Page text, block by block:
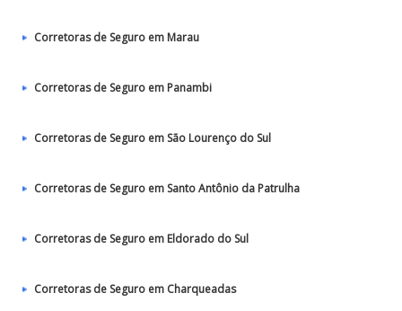
Corretoras de Seguro em Marau
Corretoras de Seguro em Panambi
Corretoras de Seguro em São Lourenço do Sul
Corretoras de Seguro em Santo Antônio da Patrulha
Corretoras de Seguro em Eldorado do Sul
Corretoras de Seguro em Charqueadas